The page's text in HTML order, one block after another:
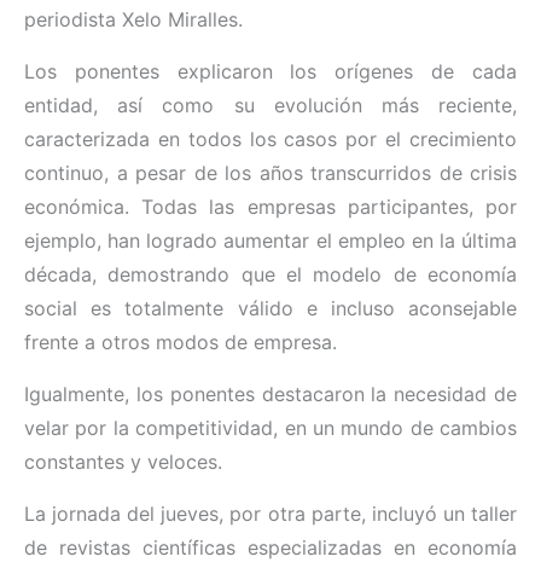
periodista Xelo Miralles.
Los ponentes explicaron los orígenes de cada
entidad, así como su evolución más reciente,
caracterizada en todos los casos por el crecimiento
continuo, a pesar de los años transcurridos de crisis
económica. Todas las empresas participantes, por
ejemplo, han logrado aumentar el empleo en la última
década, demostrando que el modelo de economía
social es totalmente válido e incluso aconsejable
frente a otros modos de empresa.
Igualmente, los ponentes destacaron la necesidad de
velar por la competitividad, en un mundo de cambios
constantes y veloces.
La jornada del jueves, por otra parte, incluyó un taller
de revistas científicas especializadas en economía